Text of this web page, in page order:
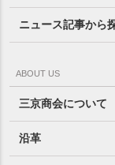
ニュース記事から
ABOUT US
三京商会について
沿革